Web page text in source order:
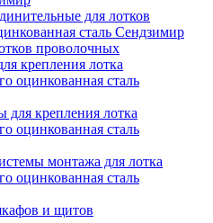
для лотков
сталь Сендзимир
проволочных
крепления лотка
оцинкованная сталь
крепления лотка
оцинкованная сталь
монтажа для лотка
оцинкованная сталь
и щитов